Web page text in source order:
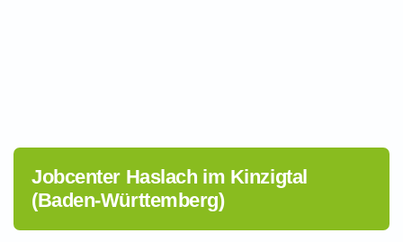
Jobcenter Haslach im Kinzigtal
(Baden-Württemberg)